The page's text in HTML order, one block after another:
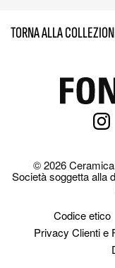
TORNA ALLA
© 2026
Società soggetta alla
Codice etico
Privacy Clienti e